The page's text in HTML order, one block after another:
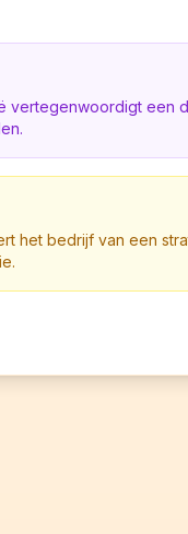
vertegenwoordigt een
het bedrijf van een